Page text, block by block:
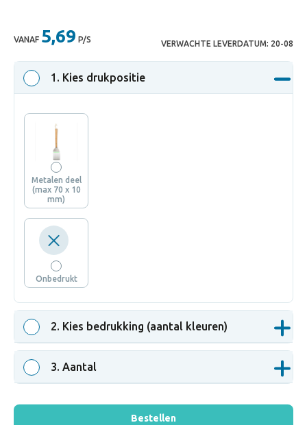
VANAF 5,69 P/S VERWACHTE LEVERDATUM: 20-08
1 . Kies drukpositie
Metalen deel
(max 70 x 10
mm)
Onbedrukt
2. Kies bedrukking (aantal kleuren)
3. Aantal
Bestellen